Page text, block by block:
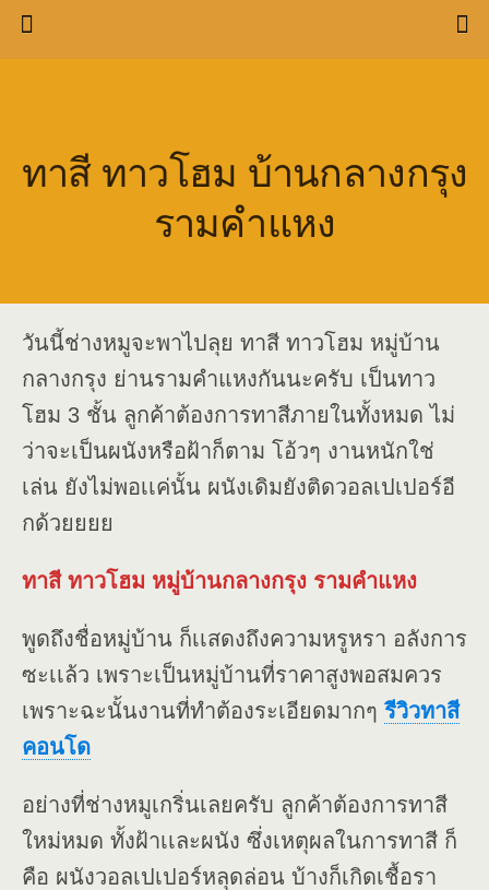
ทาสี ทาวโฮม บ้านกลางกรุง
รามคำแหง
วันนี้ช่างหมูจะพาไปลุย ทาสี ทาวโฮม หมู่บ้าน
กลางกรุง ย่านรามคำแหงกันนะครับ เป็นทาว
โฮม 3 ชั้น ลูกค้าต้องการทาสีภายในทั้งหมด ไม่
ว่าจะเป็นผนังหรือฝ้าก็ตาม โอ้วๆ งานหนักใช่
เล่น ยังไม่พอเเค่นั้น ผนังเดิมยังติดวอลเปเปอร์อี
กด้วยยยย
ทาสี ทาวโฮม หมู่บ้านกลางกรุง รามคำแหง
พูดถึงชื่อหมู่บ้าน ก็เเสดงถึงความหรูหรา อลังการ
ซะเเล้ว เพราะเป็นหมู่บ้านที่ราคาสูงพอสมควร
เพราะฉะนั้นงานที่ทำต้องระเอียดมากๆ รีวิวทาสี
คอนโด
อย่างที่ช่างหมูเกริ่นเลยครับ ลูกค้าต้องการทาสี
ใหม่หมด ทั้งฝ้าเเละผนัง ซึ่งเหตุผลในการทาสี ก็
คือ ผนังวอลเปเปอร์หลุดล่อน บ้างก็เกิดเชื้อรา